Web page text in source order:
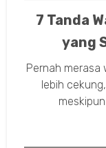
7 Tanda
yang
Pernah merasa
lebih